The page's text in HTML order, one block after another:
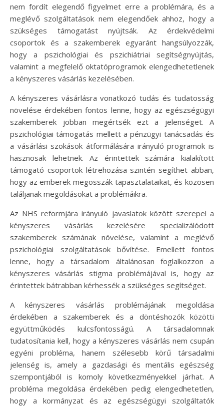
nem fordít elegendő figyelmet erre a problémára, és a
meglévő szolgáltatások nem elegendőek ahhoz, hogy a
szükséges támogatást nyújtsák. Az érdekvédelmi
csoportok és a szakemberek egyaránt hangsúlyozzák,
hogy a pszichológiai és pszichiátriai segítségnyújtás,
valamint a megfelelő oktatóprogramok elengedhetetlenek
a kényszeres vásárlás kezelésében.
A kényszeres vásárlásra vonatkozó tudás és tudatosság
növelése érdekében fontos lenne, hogy az egészségügyi
szakemberek jobban megértsék ezt a jelenséget. A
pszichológiai támogatás mellett a pénzügyi tanácsadás és
a vásárlási szokások átformálására irányuló programok is
hasznosak lehetnek. Az érintettek számára kialakított
támogató csoportok létrehozása szintén segíthet abban,
hogy az emberek megosszák tapasztalataikat, és közösen
találjanak megoldásokat a problémáikra.
Az NHS reformjára irányuló javaslatok között szerepel a
kényszeres vásárlás kezelésére specializálódott
szakemberek számának növelése, valamint a meglévő
pszichológiai szolgáltatások bővítése. Emellett fontos
lenne, hogy a társadalom általánosan foglalkozzon a
kényszeres vásárlás stigma problémájával is, hogy az
érintettek bátrabban kérhessék a szükséges segítséget.
A kényszeres vásárlás problémájának megoldása
érdekében a szakemberek és a döntéshozók közötti
együttműködés kulcsfontosságú. A társadalomnak
tudatosítania kell, hogy a kényszeres vásárlás nem csupán
egyéni probléma, hanem szélesebb körű társadalmi
jelenség is, amely a gazdasági és mentális egészség
szempontjából is komoly következményekkel járhat. A
probléma megoldása érdekében pedig elengedhetetlen,
hogy a kormányzat és az egészségügyi szolgáltatók